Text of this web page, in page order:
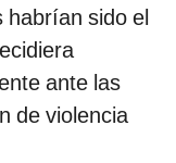
habrían sido el
ante las
de violencia